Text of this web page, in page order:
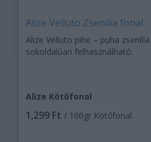
Alize Velluto Zsenília fonal
Alize Velluto pihe – puha
sokoldalúan felhasználható.
Alize Kötőfonal
1,299 Ft / 100gr Kötőfonal